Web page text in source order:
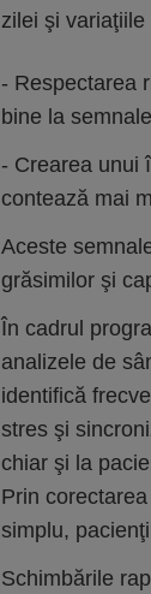
zilei şi
- Respectarea
bine la
- Crearea unui
contează mai
Aceste
grăsimilor şi
În cadrul
analizele de
identifică
stres şi
chiar şi la
Prin
simplu,
Schimbările